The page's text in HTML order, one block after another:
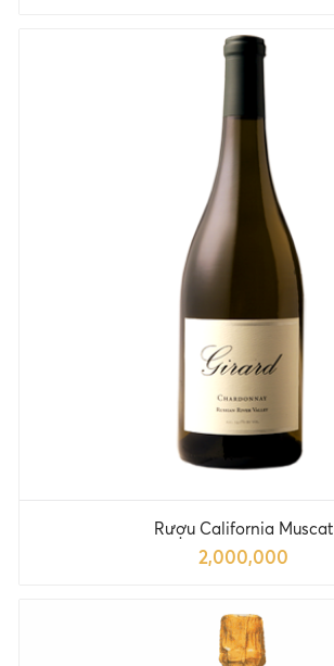
Rượu California Muscat
2,000,000